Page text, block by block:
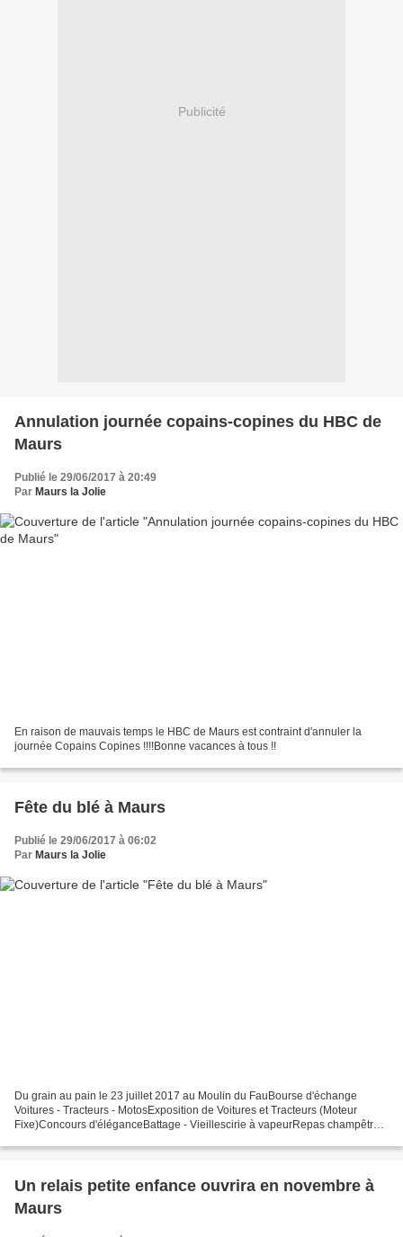
Publicité
Annulation journée copains-copines du HBC de
Maurs
Publié le 29/06/2017 à 20:49
Par Maurs la Jolie
En raison de mauvais temps le HBC de Maurs est contraint d'annuler la
journée Copains Copines !!!!Bonne vacances à tous !!
Fête du blé à Maurs
Publié le 29/06/2017 à 06:02
Par Maurs la Jolie
Du grain au pain le 23 juillet 2017 au Moulin du FauBourse d'échange
Voitures - Tracteurs - MotosExposition de Voitures et Tracteurs (Moteur
Fixe)Concours d'éléganceBattage - Vieillescirie à vapeurRepas champêtre
Un relais petite enfance ouvrira en novembre à
Maurs